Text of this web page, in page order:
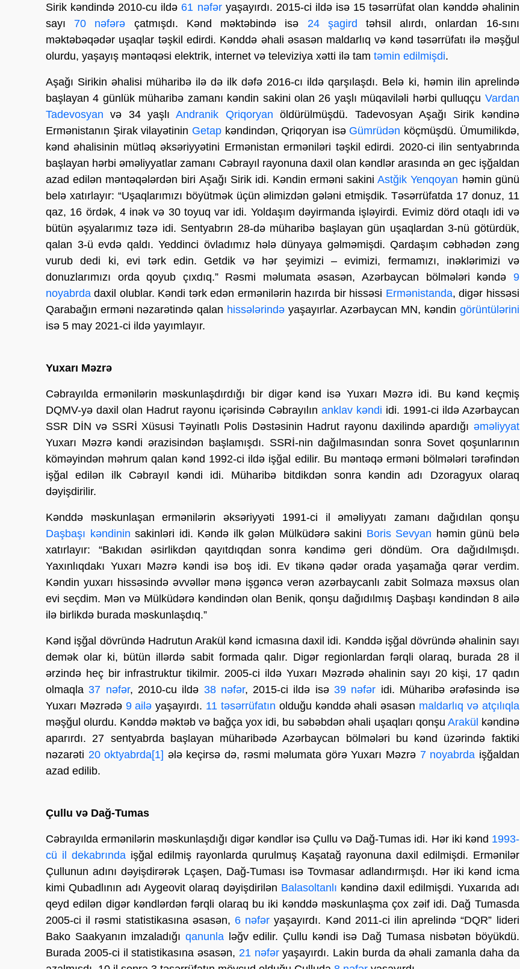
Sirik kəndində 2010-cu ildə 61 nəfəryaşayırdı. 2015-ci ildə isə 15 təsərrüfat olan kənddə əhalinin
sayı 70 nəfərə çatmışdı. Kənd məktəbində isə 24 şagird təhsil alırdı, onlardan 16-sını
məktəbəqədər uşaqlar təşkil edirdi. Kənddə əhali əsasən maldarlıq və kənd təsərrüfatı ilə məşğul
olurdu, yaşayış məntəqəsi elektrik, internet və televiziya xətti ilə tam təmin edilmişdi.
Aşağı Sirikin əhalisi müharibə ilə də ilk dəfə 2016-cı ildə qarşılaşdı. Belə ki, həmin ilin aprelində
başlayan 4 günlük müharibə zamanı kəndin sakini olan 26 yaşlı müqaviləli hərbi qulluqçu Vardan
Tadevosyan və 34 yaşlıAndranik Qriqoryan öldürülmüşdü. Tadevosyan Aşağı Sirik kəndinə
Ermənistanın Şirak vilayətinin Getapkəndindən, Qriqoryan isə Gümrüdən köçmüşdü. Ümumilikdə,
kənd əhalisinin mütləq əksəriyyətini Ermənistan erməniləri təşkil edirdi. 2020-ci ilin sentyabrında
başlayan hərbi əməliyyatlar zamanı Cəbrayıl rayonuna daxil olan kəndlər arasında ən gec işğaldan
azad edilən məntəqələrdən biri Aşağı Sirik idi. Kəndin erməni sakiniAstğik Yenqoyan həmin günü
belə xatırlayır: “Uşaqlarımızı böyütmək üçün əlimizdən gələni etmişdik. Təsərrüfatda 17 donuz, 11
qaz, 16 ördək, 4 inək və 30 toyuq var idi. Yoldaşım dəyirmanda işləyirdi. Evimiz dörd otaqlı idi və
bütün əşyalarımız təzə idi. Sentyabrın 28-də müharibə başlayan gün uşaqlardan 3-nü götürdük,
qalan 3-ü evdə qaldı. Yeddinci övladımız hələ dünyaya gəlməmişdi. Qardaşım cəbhədən zəng
vurub dedi ki, evi tərk edin. Getdik və hər şeyimizi – evimizi, fermamızı, inəklərimizi və
donuzlarımızı orda qoyub çıxdıq.” Rəsmi məlumata əsasən, Azərbaycan bölmələri kəndə 9
noyabrda daxil olublar. Kəndi tərk edən ermənilərin hazırda bir hissəsi Ermənistanda, digər hissəsi
Qarabağın erməni nəzarətində qalan hissələrindəyaşayırlar. Azərbaycan MN, kəndin görüntülərini
isə 5 may 2021-ci ildə yayımlayır.
Yuxarı Məzrə
Cəbrayılda ermənilərin məskunlaşdırdığı bir digər kənd isə Yuxarı Məzrə idi. Bu kənd keçmiş
DQMV-yə daxil olan Hadrut rayonu içərisində Cəbrayılın anklav kəndi idi. 1991-ci ildə Azərbaycan
SSR DİN və SSRİ Xüsusi Təyinatlı Polis Dəstəsinin Hadrut rayonu daxilində apardığı əməliyyat
Yuxarı Məzrə kəndi ərazisindən başlamışdı. SSRİ-nin dağılmasından sonra Sovet qoşunlarının
köməyindən məhrum qalan kənd 1992-ci ildə işğal edilir. Bu məntəqə erməni bölmələri tərəfindən
işğal edilən ilk Cəbrayıl kəndi idi. Müharibə bitdikdən sonra kəndin adı Dzoragyux olaraq
dəyişdirilir.
Kənddə məskunlaşan ermənilərin əksəriyyəti 1991-ci il əməliyyatı zamanı dağıdılan qonşu
Daşbaşı kəndinin sakinləri idi. Kəndə ilk gələn Mülküdərə sakini Boris Sevyan həmin günü belə
xatırlayır: “Bakıdan əsirlikdən qayıtdıqdan sonra kəndimə geri döndüm. Ora dağıdılmışdı.
Yaxınlıqdakı Yuxarı Məzrə kəndi isə boş idi. Ev tikənə qədər orada yaşamağa qərar verdim.
Kəndin yuxarı hissəsində əvvəllər mənə işgəncə verən azərbaycanlı zabit Solmaza məxsus olan
evi seçdim. Mən və Mülküdərə kəndindən olan Benik, qonşu dağıdılmış Daşbaşı kəndindən 8 ailə
ilə birlikdə burada məskunlaşdıq.”
Kənd işğal dövründə Hadrutun Arakül kənd icmasına daxil idi. Kənddə işğal dövründə əhalinin sayı
demək olar ki, bütün illərdə sabit formada qalır. Digər regionlardan fərqli olaraq, burada 28 il
ərzində heç bir infrastruktur tikilmir. 2005-ci ildə Yuxarı Məzrədə əhalinin sayı 20 kişi, 17 qadın
olmaqla 37 nəfər, 2010-cu ildə 38 nəfər, 2015-ci ildə isə 39 nəfər idi. Müharibə ərəfəsində isə
Yuxarı Məzrədə 9 ailə yaşayırdı. 11 təsərrüfatın olduğu kənddə əhali əsasən maldarlıq və atçılıqla
məşğul olurdu. Kənddə məktəb və bağça yox idi, bu səbəbdən əhali uşaqları qonşu Arakül kəndinə
aparırdı. 27 sentyabrda başlayan müharibədə Azərbaycan bölmələri bu kənd üzərində faktiki
nəzarəti 20 oktyabrda[1] ələ keçirsə də, rəsmi məlumata görə Yuxarı Məzrə 7 noyabrda işğaldan
azad edilib.
Çullu və Dağ-Tumas
Cəbrayılda ermənilərin məskunlaşdığı digər kəndlər isə Çullu və Dağ-Tumas idi. Hər iki kənd 1993-
cü il dekabrındaişğal edilmiş rayonlarda qurulmuş Kaşatağ rayonuna daxil edilmişdi. Ermənilər
Çullunun adını dəyişdirərək Lçaşen, Dağ-Tuması isə Tovmasar adlandırmışdı. Hər iki kənd icma
kimi Qubadlının adı Aygeovit olaraq dəyişdirilən Balasoltanlı kəndinə daxil edilmişdi. Yuxarıda adı
qeyd edilən digər kəndlərdən fərqli olaraq bu iki kənddə məskunlaşma çox zəif idi. Dağ Tumasda
2005-ci il rəsmi statistikasına əsasən, 6 nəfər yaşayırdı. Kənd 2011-ci ilin aprelində “DQR” lideri
Bako Saakyanın imzaladığı qanunlaləğv edilir. Çullu kəndi isə Dağ Tumasa nisbətən böyükdü.
Burada 2005-ci il statistikasına əsasən, 21 nəfəryaşayırdı. Lakin burda da əhali zamanla daha da